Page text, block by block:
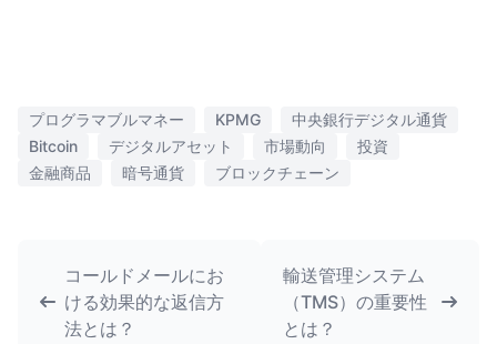
プログラマブルマネー KPMG
中央銀行デジタル通貨
Bitcoin
デジタルアセット 市場動向
投資
金融商品
暗号通貨 ブロックチェーン
コールドメールにお
ける効果的な返信方
法とは？
輸送管理システム
（TMS）の重要性
とは？